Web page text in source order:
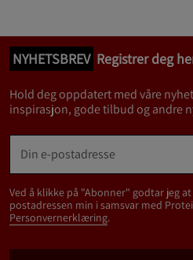
NYHETSBREV Registrer deg
Hold deg oppdatert med våre
inspirasjon, gode tilbud og andre
Ved å klikke på "Abonner" godtar jeg
postadressen min i samsvar med
Personvernerklæring.